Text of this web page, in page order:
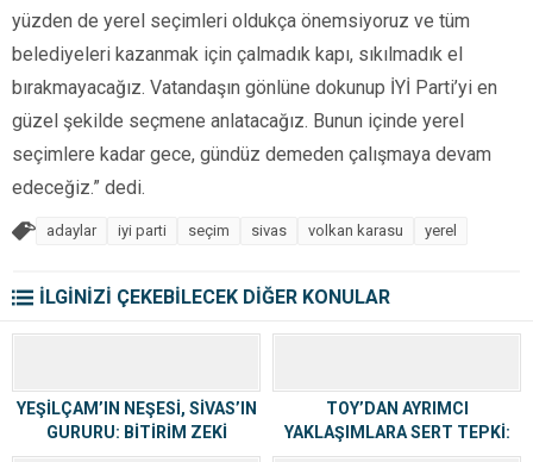
yüzden de yerel seçimleri oldukça önemsiyoruz ve tüm
belediyeleri kazanmak için çalmadık kapı, sıkılmadık el
bırakmayacağız. Vatandaşın gönlüne dokunup İYİ Parti’yi en
güzel şekilde seçmene anlatacağız. Bunun içinde yerel
seçimlere kadar gece, gündüz demeden çalışmaya devam
edeceğiz.” dedi.
adaylar iyi parti seçim sivas volkan karasu yerel
İLGİNİZİ ÇEKEBİLECEK DİĞER KONULAR
YEŞİLÇAM’IN NEŞESİ, SİVAS’IN
GURURU: BİTİRİM ZEKİ
ANILIYOR
TOY’DAN AYRIMCI
YAKLAŞIMLARA SERT TEPKİ:
“BU ZİHNİYET HÂLÂ PUSUDA”